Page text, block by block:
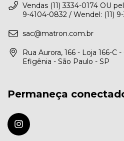
Vendas (11) 3334-0174 OU
9-4104-0832 / Wendel: (11)
sac@matron.com.br
Rua Aurora, 166 - Loja 166-C
Efigênia - São Paulo - SP
Permaneça